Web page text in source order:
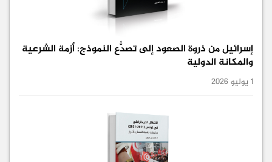
إسرائيل من ذروة الصعود إلى تصدُّع النموذج: أزمة الشرعية
والمكانة الدولية
1 يوليو 2026